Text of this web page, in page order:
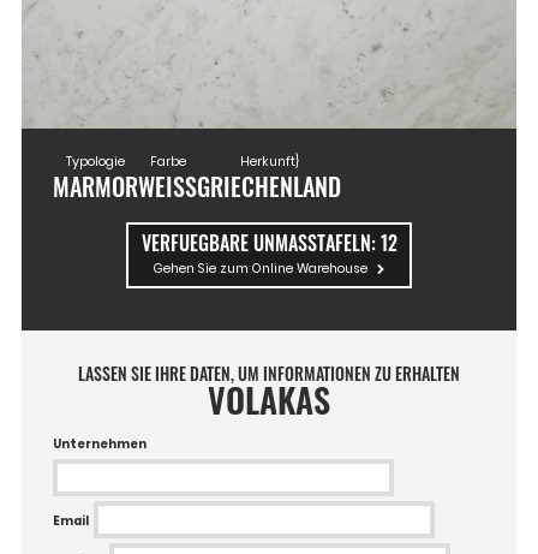
Typologie
MARMOR
Farbe
WEISS
Herkunft}
GRIECHENLAND
VERFUEGBARE UNMASSTAFELN:12
Gehen Sie zum Online Warehouse
LASSEN SIE IHRE DATEN, UM INFORMATIONEN ZU ERHALTEN
VOLAKAS
Unternehmen
Email